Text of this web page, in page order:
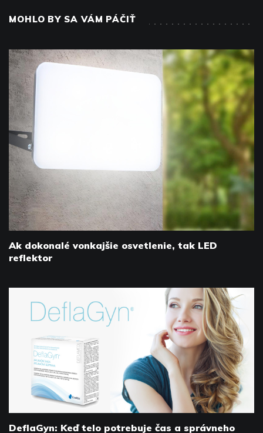
MOHLO BY SA VÁM PÁČIŤ
Ak dokonalé vonkajšie osvetlenie, tak LED
reflektor
DeflaGyn: Keď telo potrebuje čas a správneho